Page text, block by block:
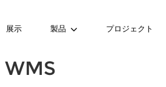
展示 製品 プロジェクト
WMS